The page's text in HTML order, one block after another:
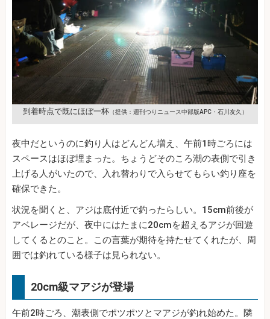
到着時点で既にほぼ一杯（提供：週刊つりニュース中部版APC・石川友久）
夜中だというのに釣り人はどんどん増え、午前1時ごろには
スペースはほぼ埋まった。ちょうどそのころ潮の表側で引き
上げる人がいたので、入れ替わりで入らせてもらい釣り座を
確保できた。
状況を聞くと、アジは底付近で釣ったらしい。15cm前後が
アベレージだが、夜中にはたまに20cmを超えるアジが回遊
してくるとのこと。この言葉が期待を持たせてくれたが、周
囲では釣れている様子は見られない。
20cm級マアジが登場
午前2時ごろ、潮表側でポツポツとマアジが釣れ始めた。隣